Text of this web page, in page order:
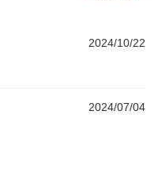
2024/10/22
2024/07/04